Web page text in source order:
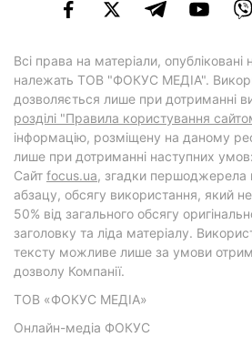
Всі права на матеріали,
належать ТОВ "ФОКУС МЕДІА".
дозволяється лише при дотриманні
розділі "Правила користування
інформацію, розміщену на даному
лише при дотриманні наступних
Cайт focus.ua, згадки
абзацу, обсягу використання, який
50% від загального обсягу
заголовку та ліда матеріалу.
тексту можливе лише за умови
дозволу Компанії.
ТОВ «ФОКУС МЕДІА»
Онлайн-медіа ФОКУС